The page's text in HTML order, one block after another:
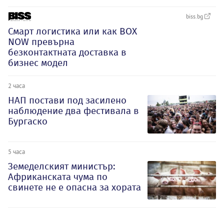
biss.bg
Смарт логистика или как BOX
NOW превърна
безконтактната доставка в
бизнес модел
2 часа
НАП постави под засилено
наблюдение два фестивала в
Бургаско
5 часа
Земеделският министър:
Африканската чума по
свинете не е опасна за хората